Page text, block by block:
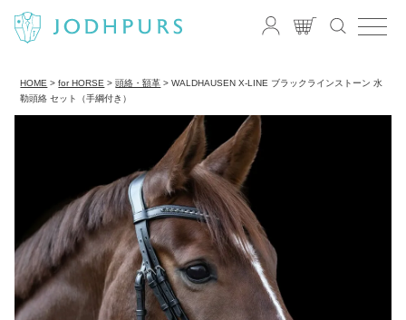
HOME for HORSE 頭絡・額革
WALDHAUSEN X-LINE ブラックラインストーン 水
勒頭絡 セット（手綱付き）